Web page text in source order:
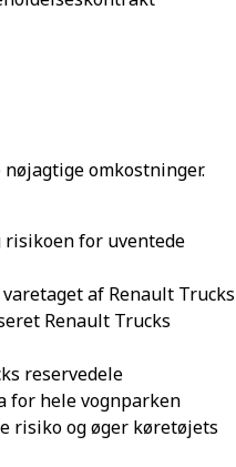
omkostninger.
risikoen for uventede
af Renault Trucks
Renault Trucks
reservedele
for hele vognparken
risiko og øger køretøjets